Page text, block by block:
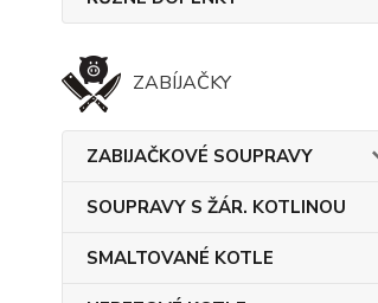
ZABÍJAČKY
ZABIJAČKOVÉ SOUPRAVY
SOUPRAVY S ŽÁR. KOTLINOU
SMALTOVANÉ KOTLE